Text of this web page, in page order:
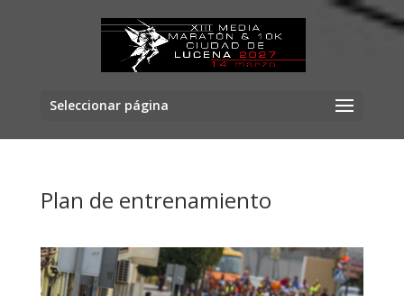
Seleccionar página
Plan de entrenamiento